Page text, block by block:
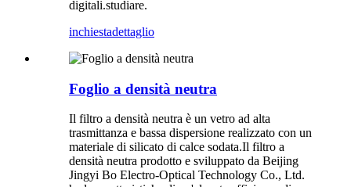
digitali.studiare.
inchiestadettaglio
Foglio a densità neutra
Il filtro a densità neutra è un vetro ad alta
trasmittanza e bassa dispersione realizzato con un
materiale di silicato di calce sodata.Il filtro a
densità neutra prodotto e sviluppato da Beijing
Jingyi Bo Electro-Optical Technology Co., Ltd.